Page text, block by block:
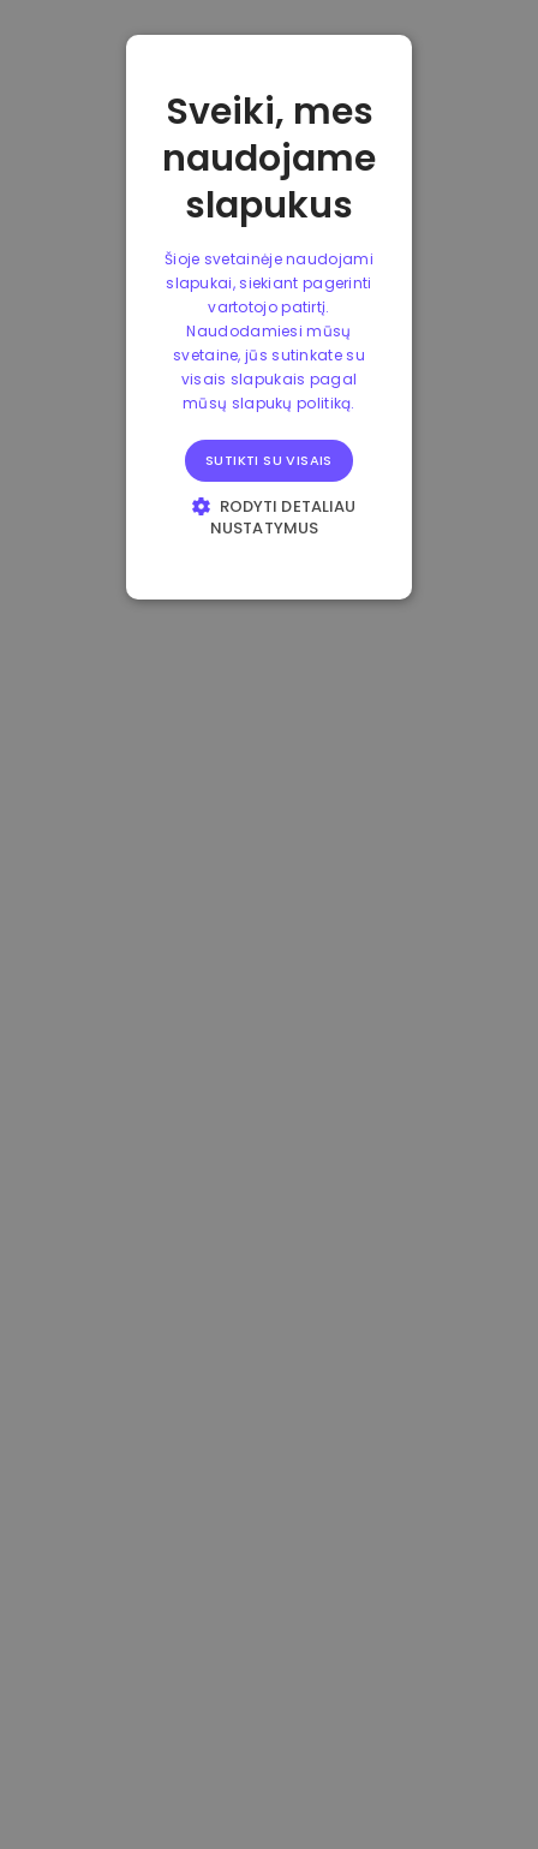
Sveiki, mes
naudojame
slapukus
Šioje svetainėje naudojami
slapukai, siekiant pagerinti
vartotojo patirtį.
Naudodamiesi mūsų
svetaine, jūs sutinkate su
visais slapukais pagal
mūsų slapukų politiką.
SUTIKTI SU VISAIS
RODYTI DETALIAU
NUSTATYMUS